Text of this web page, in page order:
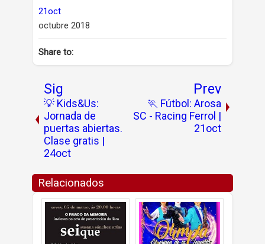
21oct
octubre 2018
Share to:
Sig
💡 Kids&Us:
Jornada de
puertas abiertas.
Clase gratis |
24oct
Prev
🏃 Fútbol: Arosa
SC - Racing Ferrol |
21oct
Relacionados